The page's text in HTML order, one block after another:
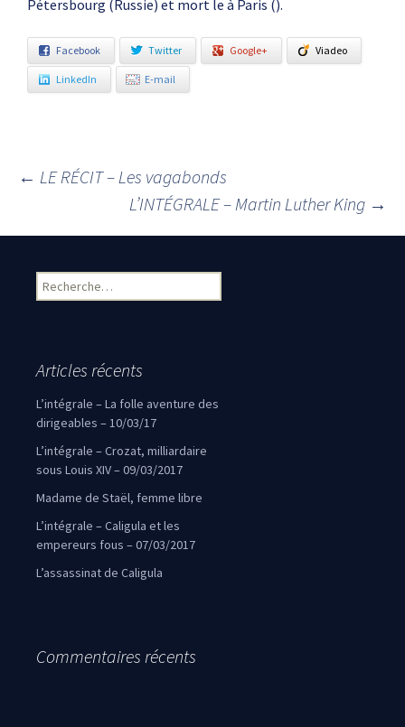
Pétersbourg (Russie) et mort le à Paris ().
Facebook Twitter Google+ Viadeo
LinkedIn E-mail
Navigation des articles
← LE RÉCIT – Les vagabonds
L’INTÉGRALE – Martin Luther King →
Rechercher :
Articles récents
L’intégrale – La folle aventure des
dirigeables – 10/03/17
L’intégrale – Crozat, milliardaire
sous Louis XIV – 09/03/2017
Madame de Staël, femme libre
L’intégrale – Caligula et les
empereurs fous – 07/03/2017
L’assassinat de Caligula
Commentaires récents